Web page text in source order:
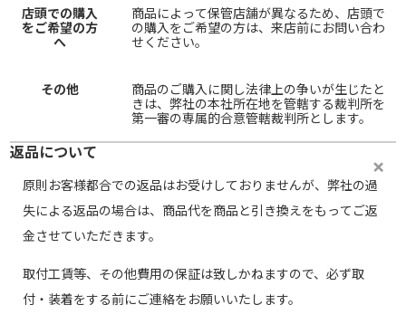
店頭での購入
をご希望の方
へ
商品によって保管店舗が異なるため、店頭で
の購入をご希望の方は、来店前にお問い合わ
せください。
その他
商品のご購入に関し法律上の争いが生じたと
きは、弊社の本社所在地を管轄する裁判所を
第一審の専属的合意管轄裁判所とします。
返品について
原則お客様都合での返品はお受けしておりませんが、弊社の過
失による返品の場合は、商品代を商品と引き換えをもってご返
金させていただきます。
取付工賃等、その他費用の保証は致しかねますので、必ず取
付・装着をする前にご連絡をお願いいたします。